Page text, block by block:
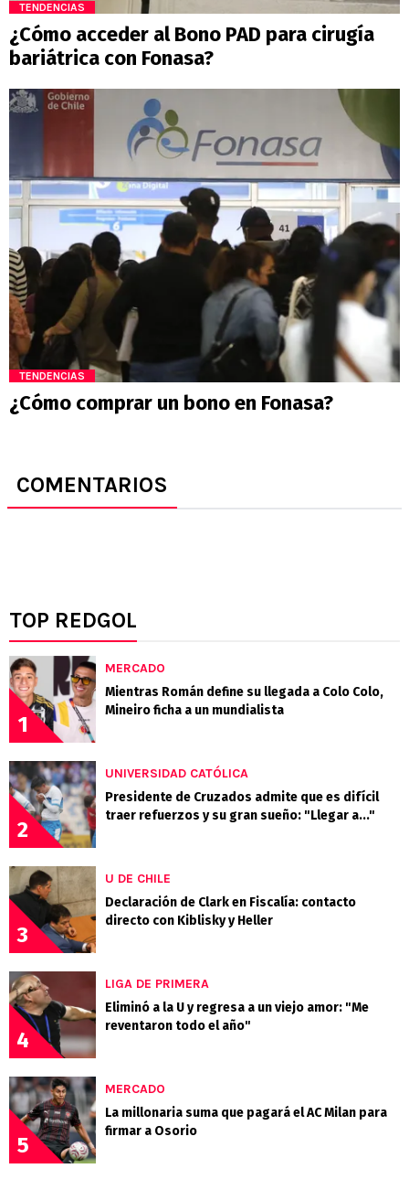
TENDENCIAS
¿Cómo acceder al Bono PAD para cirugía
bariátrica con Fonasa?
TENDENCIAS
¿Cómo comprar un bono en Fonasa?
COMENTARIOS
TOP REDGOL
1
MERCADO
Mientras Román define su llegada a Colo Colo,
Mineiro ficha a un mundialista
2
UNIVERSIDAD CATÓLICA
Presidente de Cruzados admite que es difícil
traer refuerzos y su gran sueño: "Llegar a..."
3
U DE CHILE
Declaración de Clark en Fiscalía: contacto
directo con Kiblisky y Heller
4
LIGA DE PRIMERA
Eliminó a la U y regresa a un viejo amor: "Me
reventaron todo el año"
5
MERCADO
La millonaria suma que pagará el AC Milan para
firmar a Osorio